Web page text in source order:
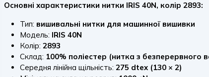
Основні характеристики нитки IRIS 40N, колір 2893:
Тип: вишивальні нитки для машинної вишивки
Модель: IRIS 40N
Колір: 2893
Склад: 100% поліестер (нитка з безперервного
Середня лінійна щільність: 275 dtex (130 × 2)